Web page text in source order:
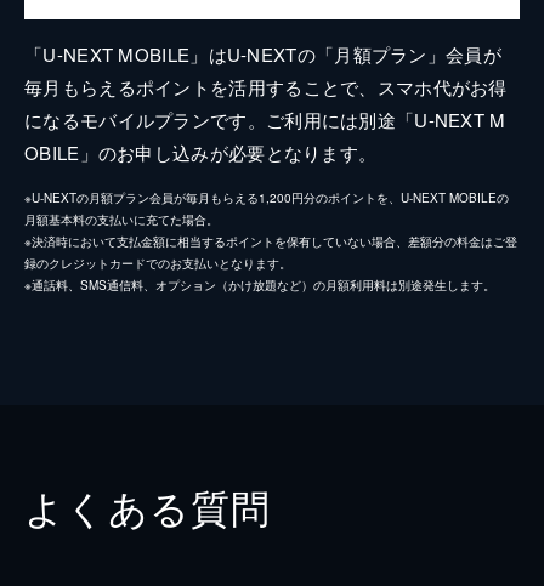
「U-NEXT MOBILE」はU-NEXTの「月額プラン」会員が
毎月もらえるポイントを活用することで、スマホ代がお得
になるモバイルプランです。ご利用には別途「U-NEXT M
OBILE」のお申し込みが必要となります。
※U-NEXTの月額プラン会員が毎月もらえる1,200円分のポイントを、U-NEXT MOBILEの
月額基本料の支払いに充てた場合。
※決済時において支払金額に相当するポイントを保有していない場合、差額分の料金はご登
録のクレジットカードでのお支払いとなります。
※通話料、SMS通信料、オプション（かけ放題など）の月額利用料は別途発生します。
よくある質問